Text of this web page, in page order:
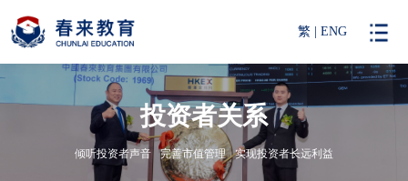
繁 ENG
投资者关系
倾听投资者声音 完善市值管理 实现投资者长远利益